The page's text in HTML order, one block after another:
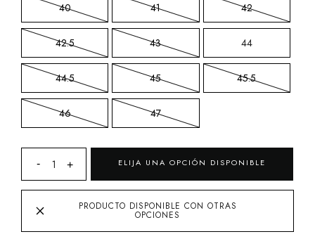
40 41 42
42.5 43 44
44.5 45 45.5
46 47
ELIJA UNA OPCIÓN DISPONIBLE
PRODUCTO DISPONIBLE CON OTRAS
OPCIONES